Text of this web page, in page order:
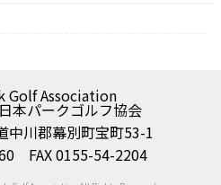
Golf Association
本パークゴルフ協会
中川郡幕別町宝町53-1
FAX 0155-54-2204